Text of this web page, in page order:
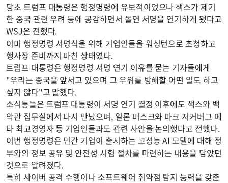
당초 트럼프 대통령은 행정명령에 유보적이었으나 색스가 제기
한 중국 관련 우려 등에 공감하면서 돌연 서명을 연기하게 됐다고
WSJ은 전했다.
이미 행정명령 서명식을 위해 기업인들을 워싱턴으로 초청하고
행사장 준비까지 마친 상태였다.
트럼프 대통령은 행정명령 서명 연기 이유를 묻는 기자들에게
"우리는 중국을 앞서고 있으며 그 우위를 방해할 어떤 일도 하고
싶지 않다"고 말했다.
소식통들은 트럼프 대통령이 서명 연기 결정 이후에도 색스와 백
악관 집무실에서 다시 만났으며, 일론 머스크와 마크 저커버그 메
타 최고경영자 등 기업인들과도 관련 사안을 논의했다고 전했다.
이번 행정명령은 민간 기업이 출시하는 고성능 AI 모델에 대해 정
부와의 정보 공유 및 안전성 시험 절차를 마련하는 내용을 담았던
것으로 알려졌다.
특히 사이버 공격 수행이나 소프트웨어 취약점 탐지 능력을 갖춘